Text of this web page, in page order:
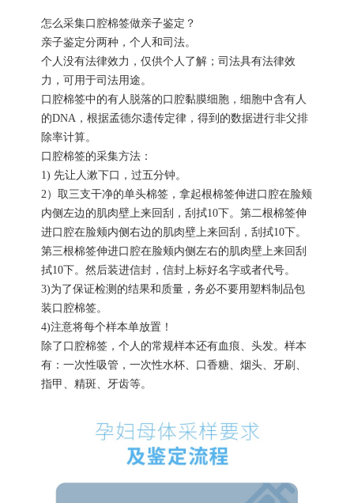
怎么采集口腔棉签做亲子鉴定？
亲子鉴定分两种，个人和司法。
个人没有法律效力，仅供个人了解；司法具有法律效
力，可用于司法用途。
口腔棉签中的有人脱落的口腔黏膜细胞，细胞中含有人
的DNA，根据孟德尔遗传定律，得到的数据进行非父排
除率计算。
口腔棉签的采集方法：
1) 先让人漱下口，过五分钟。
2）取三支干净的单头棉签，拿起根棉签伸进口腔在脸颊
内侧左边的肌肉壁上来回刮，刮拭10下。第二根棉签伸
进口腔在脸颊内侧右边的肌肉壁上来回刮，刮拭10下。
第三根棉签伸进口腔在脸颊内侧左右的肌肉壁上来回刮
拭10下。然后装进信封，信封上标好名字或者代号。
3)为了保证检测的结果和质量，务必不要用塑料制品包
装口腔棉签。
4)注意将每个样本单放置！
除了口腔棉签，个人的常规样本还有血痕、头发。样本
有：一次性吸管，一次性水杯、口香糖、烟头、牙刷、
指甲、精斑、牙齿等。